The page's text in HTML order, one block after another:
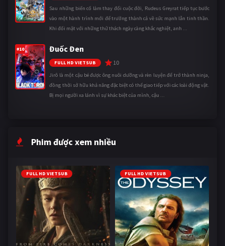
Sau những biến cố làm thay đổi cuộc đời, Rudeus Greyrat tiếp tục bước
vào một hành trình mới để trưởng thành cả về sức mạnh lẫn tinh thần.
Khi đối mặt với những thử thách ngày càng khắc nghiệt, anh ...
#10 Đuốc Đen
FULL HD VIETSUB 10
Jirô là một cậu bé được ông nuôi dưỡng và rèn luyện để trở thành ninja,
đồng thời sở hữu khả năng đặc biệt có thể giao tiếp với các loài động vật.
Bị mọi người xa lánh vì sự khác biệt của mình, cậu ...
Phim được xem nhiều
FULL HD VIETSUB FULL HD VIETSUB